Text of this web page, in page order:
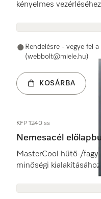
kényelmes
Rendelésre - vegye fel
(webbolt@miele.hu)
KOSÁRBA
KFP 1240 ss
Nemesacél
MasterCool hűtő-/
minőségi kialakításához.